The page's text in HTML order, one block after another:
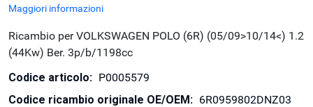
Maggiori informazioni
Ricambio per VOLKSWAGEN POLO (6R) (05/09>10/14<) 1.2
(44Kw) Ber. 3p/b/1198cc
Codice articolo: P0005579
Codice ricambio originale OE/OEM: 6R0959802DNZ03